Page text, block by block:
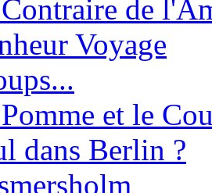
de
Voyage
et le
dans Berlin ?